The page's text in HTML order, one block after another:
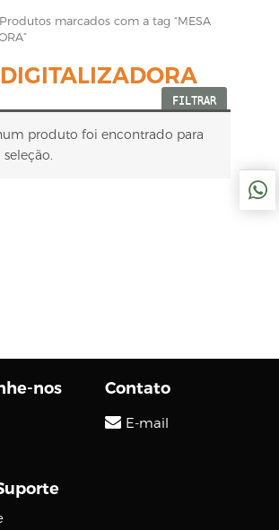
marcados com a tag “MESA
FILTRAR
produto foi encontrado para
seleção.
nos Contato
E-mail